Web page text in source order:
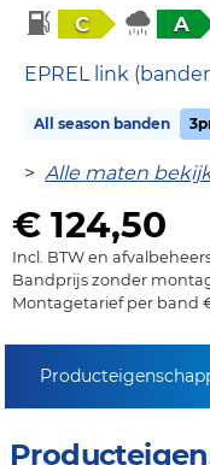
C A
EPREL link
All season banden
> Alle maten
€ 124,50
Incl. BTW en
Bandprijs zonder
Montagetarief per band